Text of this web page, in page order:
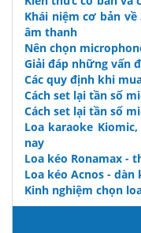
Khái niệm cơ bản
âm thanh
Nên chọn
Giải đáp những vấn
Các quy định khi
Cách set lại tần số
Cách set lại tần số
Loa karaoke
nay
Loa kéo Ronamax -
Loa kéo Acnos -
Kinh nghiệm chọn